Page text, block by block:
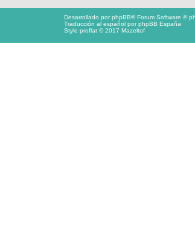
Desarrollado porphpBB® Forum Software ©
Traducción al español porphpBB España
Style proflat © 2017 Mazeltof